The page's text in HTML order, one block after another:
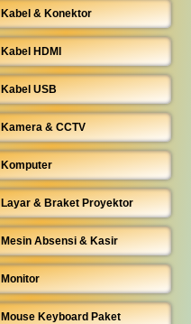
Kabel & Konektor
Kabel HDMI
Kabel USB
Kamera & CCTV
Komputer
Layar & Braket Proyektor
Mesin Absensi & Kasir
Monitor
Mouse Keyboard Paket